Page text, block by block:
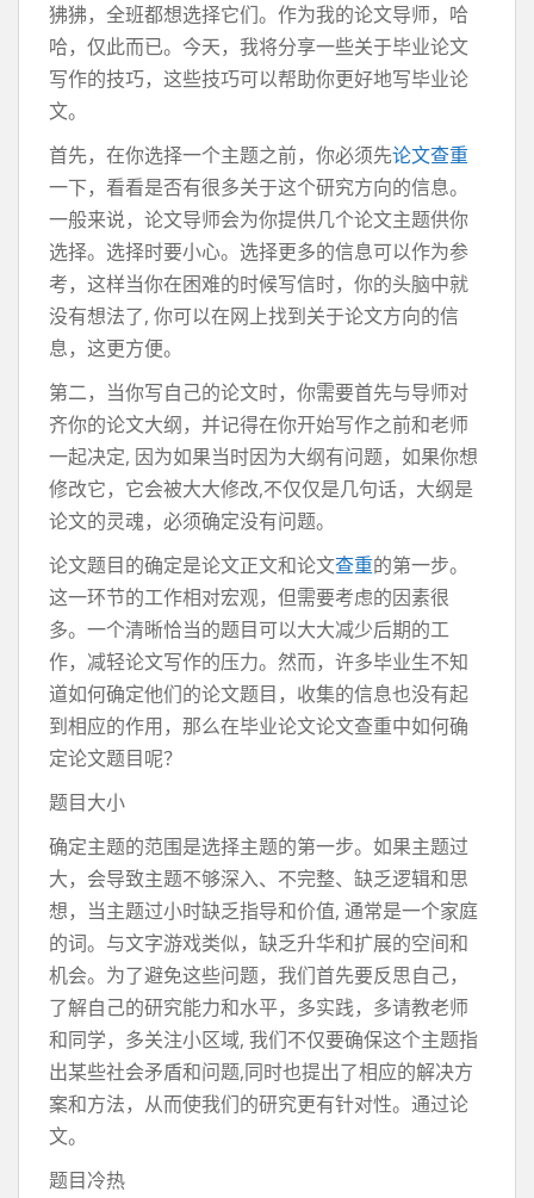
狒狒，全班都想选择它们。作为我的论文导师，哈
哈，仅此而已。今天，我将分享一些关于毕业论文
写作的技巧，这些技巧可以帮助你更好地写毕业论
文。
首先，在你选择一个主题之前，你必须先论文查重
一下，看看是否有很多关于这个研究方向的信息。
一般来说，论文导师会为你提供几个论文主题供你
选择。选择时要小心。选择更多的信息可以作为参
考，这样当你在困难的时候写信时，你的头脑中就
没有想法了, 你可以在网上找到关于论文方向的信
息，这更方便。
第二，当你写自己的论文时，你需要首先与导师对
齐你的论文大纲，并记得在你开始写作之前和老师
一起决定, 因为如果当时因为大纲有问题，如果你想
修改它，它会被大大修改,不仅仅是几句话，大纲是
论文的灵魂，必须确定没有问题。
论文题目的确定是论文正文和论文查重的第一步。
这一环节的工作相对宏观，但需要考虑的因素很
多。一个清晰恰当的题目可以大大减少后期的工
作，减轻论文写作的压力。然而，许多毕业生不知
道如何确定他们的论文题目，收集的信息也没有起
到相应的作用，那么在毕业论文论文查重中如何确
定论文题目呢？
题目大小
确定主题的范围是选择主题的第一步。如果主题过
大，会导致主题不够深入、不完整、缺乏逻辑和思
想，当主题过小时缺乏指导和价值, 通常是一个家庭
的词。与文字游戏类似，缺乏升华和扩展的空间和
机会。为了避免这些问题，我们首先要反思自己，
了解自己的研究能力和水平，多实践，多请教老师
和同学，多关注小区域, 我们不仅要确保这个主题指
出某些社会矛盾和问题,同时也提出了相应的解决方
案和方法，从而使我们的研究更有针对性。通过论
文。
题目冷热